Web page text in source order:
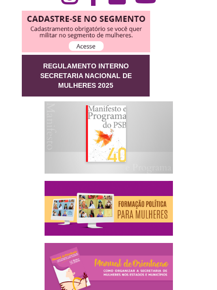
REGULAMENTO INTERNO
SECRETARIA NACIONAL DE
MULHERES 2025